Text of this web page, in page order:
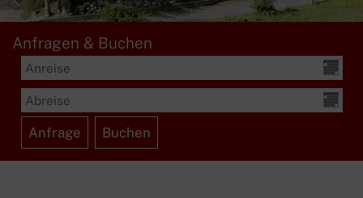
Anfragen & Buchen